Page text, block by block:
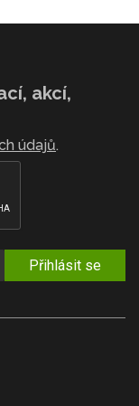
akcí,
údajů.
Přihlásit se